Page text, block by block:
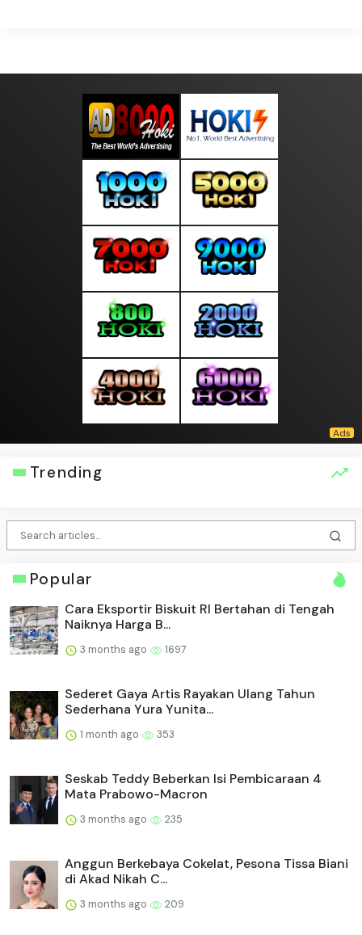
Trending
Popular
Cara Eksportir Biskuit RI Bertahan di Tengah
Naiknya Harga B...
3 months ago 1697
Sederet Gaya Artis Rayakan Ulang Tahun
Sederhana Yura Yunita...
1 month ago 353
Seskab Teddy Beberkan Isi Pembicaraan 4
Mata Prabowo-Macron
3 months ago 235
Anggun Berkebaya Cokelat, Pesona Tissa Biani
di Akad Nikah C...
3 months ago 209